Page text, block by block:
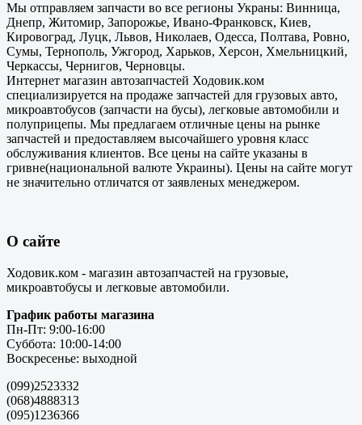
Мы отправляем запчасти во все регионы Украны: Винница,
Днепр, Житомир, Запорожье, Ивано-Франковск, Киев,
Кировоград, Луцк, Львов, Николаев, Одесса, Полтава, Ровно,
Сумы, Тернополь, Ужгород, Харьков, Херсон, Хмельницкий,
Черкассы, Чернигов, Черновцы.
Интернет магазин автозапчастей Ходовик.ком
специализируется на продаже запчастей для грузовых авто,
микроавтобусов (запчасти на бусы), легковые автомобили и
полуприцепы. Мы предлагаем отличные цены на рынке
запчастей и предоставляем высочайшего уровня класс
обслуживания клиентов. Все цены на сайте указаны в
гривне(национальной валюте Украины). Цены на сайте могут
не значительно отличатся от заявленых менеджером.
О сайте
Ходовик.ком - магазин автозапчастей на грузовые,
микроавтобусы и легковые автомобили.
График работы магазина
Пн-Пт: 9:00-16:00
Суббота: 10:00-14:00
Воскресенье: выходной
(099)2523332
(068)4888313
(095)1236366